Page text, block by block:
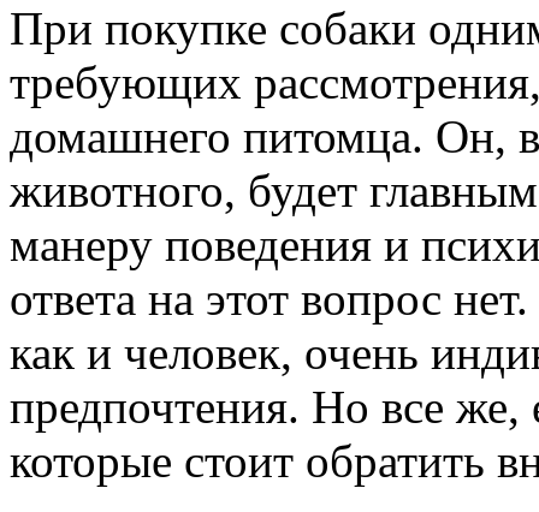
При покупке собаки
требующих
домашнего питомца. Он,
животного, будет
манеру поведения и
ответа на этот вопрос
как и человек, очень
предпочтения. Но все же,
которые стоит обратить